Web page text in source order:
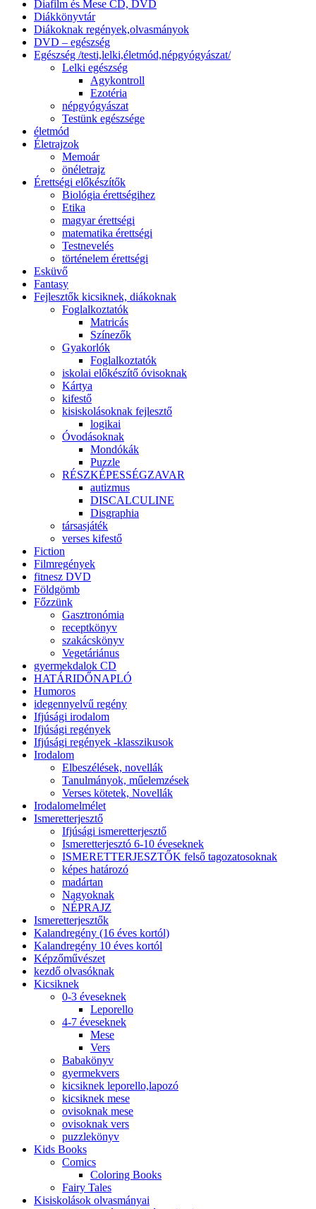
Diafilm és Mese CD, DVD
Diákkönyvtár
Diákoknak regények,olvasmányok
DVD – egészség
Egészség /testi,lelki,életmód,népgyógyászat/
Lelki egészség
Agykontroll
Ezotéria
népgyógyászat
Testünk egészsége
életmód
Életrajzok
Memoár
önéletrajz
Érettségi előkészítők
Biológia érettségihez
Etika
magyar érettségi
matematika érettségi
Testnevelés
történelem érettségi
Esküvő
Fantasy
Fejlesztők kicsiknek, diákoknak
Foglalkoztatók
Matricás
Színezők
Gyakorlók
Foglalkoztatók
iskolai előkészítő óvisoknak
Kártya
kifestő
kisiskolásoknak fejlesztő
logikai
Óvodásoknak
Mondókák
Puzzle
RÉSZKÉPESSÉGZAVAR
autizmus
DISCALCULINE
Disgraphia
társasjáték
verses kifestő
Fiction
Filmregények
fitnesz DVD
Földgömb
Főzzünk
Gasztronómia
receptkönyv
szakácskönyv
Vegetáriánus
gyermekdalok CD
HATÁRIDŐNAPLÓ
Humoros
idegennyelvű regény
Ifjúsági irodalom
Ifjúsági regények
Ifjúsági regények -klasszikusok
Irodalom
Elbeszélések, novellák
Tanulmányok, műelemzések
Verses kötetek, Novellák
Irodalomelmélet
Ismeretterjesztő
Ifjúsági ismeretterjesztő
Ismeretterjesztó 6-10 éveseknek
ISMERETTERJESZTŐK felső tagozatosoknak
képes határozó
madártan
Nagyoknak
NÉPRAJZ
Ismeretterjesztők
Kalandregény (16 éves kortól)
Kalandregény 10 éves kortól
Képzőművészet
kezdő olvasóknak
Kicsiknek
0-3 éveseknek
Leporello
4-7 éveseknek
Mese
Vers
Babakönyv
gyermekvers
kicsiknek leporello,lapozó
kicsiknek mese
ovisoknak mese
ovisoknak vers
puzzlekönyv
Kids Books
Comics
Coloring Books
Fairy Tales
Kisiskolások olvasmányai